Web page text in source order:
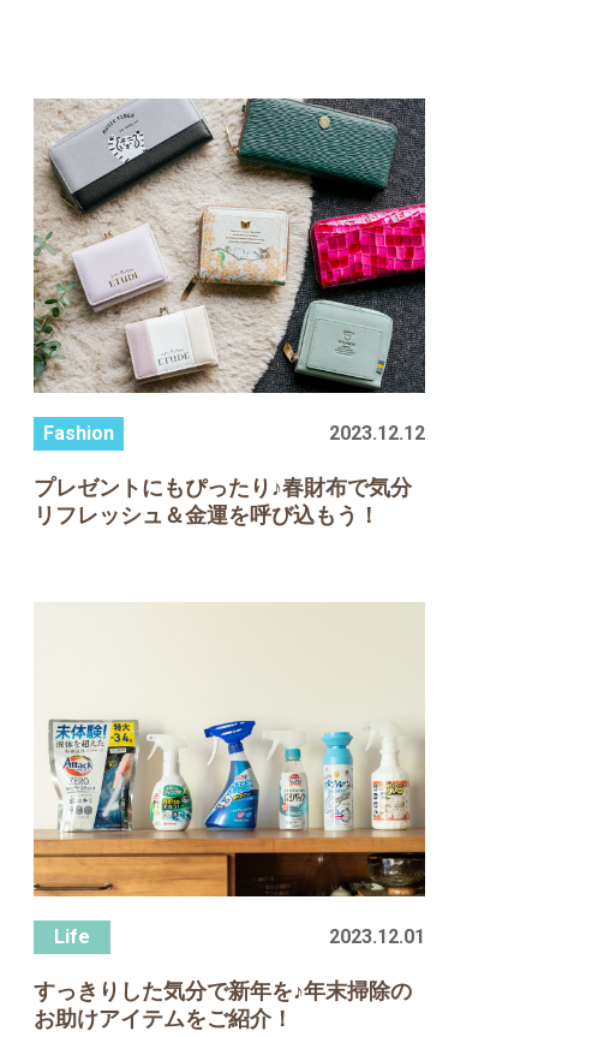
プレゼントにもぴったり♪春財布で気分
リフレッシュ＆金運を呼び込もう！
2023.12.12
すっきりした気分で新年を♪年末掃除の
お助けアイテムをご紹介！
2023.12.01